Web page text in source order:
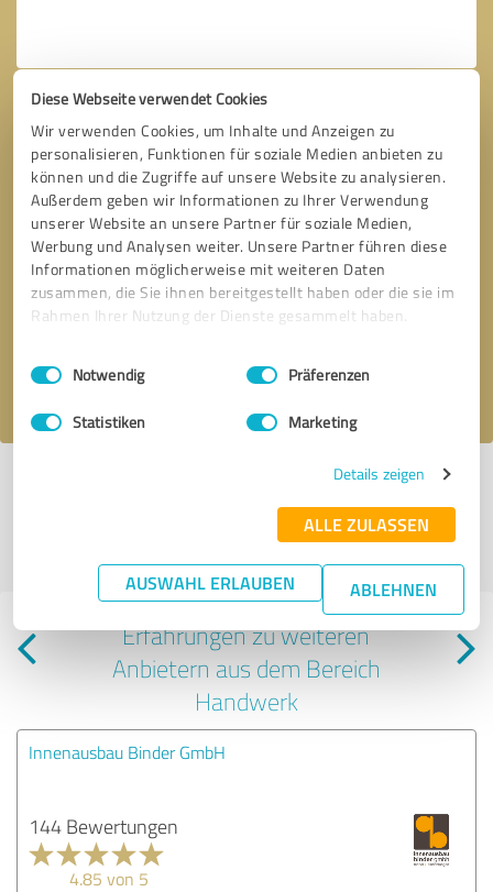
Diese Webseite verwendet Cookies
Wir verwenden Cookies, um Inhalte und Anzeigen zu
personalisieren, Funktionen für soziale Medien anbieten zu
können und die Zugriffe auf unsere Website zu analysieren.
Außerdem geben wir Informationen zu Ihrer Verwendung
unserer Website an unsere Partner für soziale Medien,
Werbung und Analysen weiter. Unsere Partner führen diese
Informationen möglicherweise mit weiteren Daten
zusammen, die Sie ihnen bereitgestellt haben oder die sie im
Rahmen Ihrer Nutzung der Dienste gesammelt haben.
Impressum Datenschutzbestimmungen
Einwilligungsauswahl
Notwendig Präferenzen
Statistiken Marketing
Details zeigen
ALLE ZULASSEN
AUSWAHL ERLAUBEN ABLEHNEN
Bitte um Rückruf * Erforderliche Angaben
Ich stimme denDatenschutzbestimmungen zu.
Alle Bewertungen und Erfahrungen zu Fantasy Terrasse sind subjektive
| Es werden nur die vom Profilinhaber veröffentlichten
Bewertungen der letzten 24 Monate angezeigt | Profil aktiv seit
24.04.2023 |Letzte Aktualisierung: 20.07.2026|Profil melden
Erfahrungen zu weiteren
Anbietern aus dem Bereich
Handwerk
Innenausbau Binder GmbH
144 Bewertungen
4.85 von 5